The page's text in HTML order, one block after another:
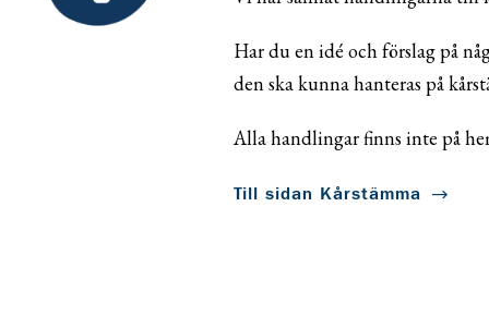
Har du en idé och förslag på
den ska kunna hanteras på
Alla handlingar finns inte på
Till sidan Kårstämma